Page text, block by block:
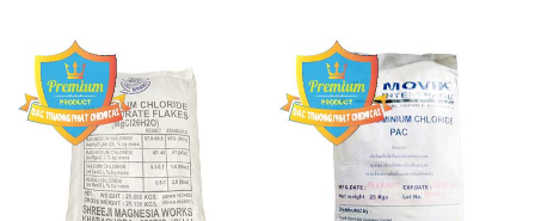
Magie Clorua – MGCL2 Dạng
Vảy Shreeji Magnesia Works
Ấn Độ India
PAC – Polyaluminium
Chloride 31% Thái Lan
Thailand